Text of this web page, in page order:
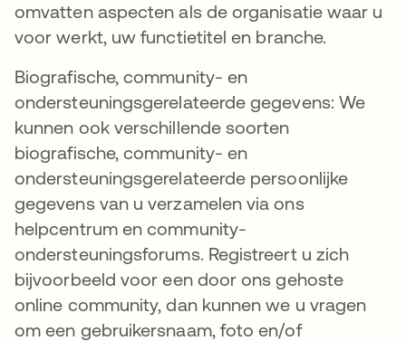
omvatten aspecten als de organisatie waar u
voor werkt, uw functietitel en branche.
Biografische, community- en
ondersteuningsgerelateerde gegevens: We
kunnen ook verschillende soorten
biografische, community- en
ondersteuningsgerelateerde persoonlijke
gegevens van u verzamelen via ons
helpcentrum en community-
ondersteuningsforums. Registreert u zich
bijvoorbeeld voor een door ons gehoste
online community, dan kunnen we u vragen
om een gebruikersnaam, foto en/of